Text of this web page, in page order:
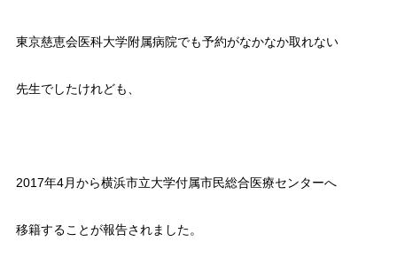
東京慈恵会医科大学附属病院でも予約がなかなか取れない
先生でしたけれども、
2017年4月から横浜市立大学付属市民総合医療センターへ
移籍することが報告されました。